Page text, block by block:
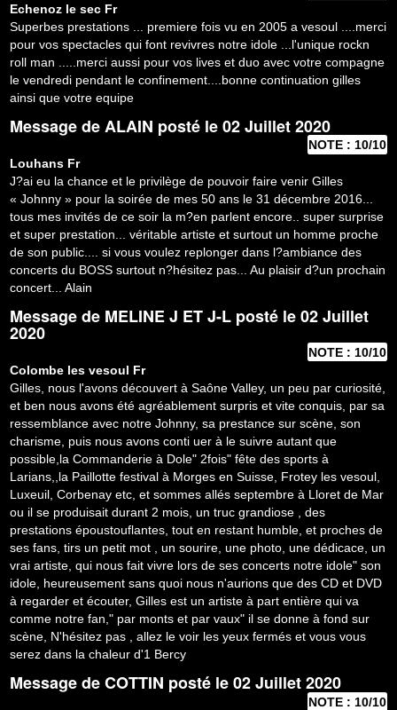
Echenoz le sec Fr
Superbes prestations ... premiere fois vu en 2005 a vesoul ....merci
pour vos spectacles qui font revivres notre idole ...l'unique rockn
roll man .....merci aussi pour vos lives et duo avec votre compagne
le vendredi pendant le confinement....bonne continuation gilles
ainsi que votre equipe
Message deALAIN posté le 02 Juillet 2020
NOTE : 10/10
Louhans Fr
J?ai eu la chance et le privilège de pouvoir faire venir Gilles
« Johnny » pour la soirée de mes 50 ans le 31 décembre 2016...
tous mes invités de ce soir la m?en parlent encore.. super surprise
et super prestation... véritable artiste et surtout un homme proche
de son public.... si vous voulez replonger dans l?ambiance des
concerts du BOSS surtout n?hésitez pas... Au plaisir d?un prochain
concert... Alain
Message de MELINE J ET J-L posté le 02 Juillet
2020
NOTE : 10/10
Colombe les vesoul Fr
Gilles, nous l'avons découvert à Saône Valley, un peu par curiosité,
et ben nous avons été agréablement surpris et vite conquis, par sa
ressemblance avec notre Johnny, sa prestance sur scène, son
charisme, puis nous avons conti uer à le suivre autant que
possible,la Commanderie à Dole" 2fois" fête des sports à
Larians,,la Paillotte festival à Morges en Suisse, Frotey les vesoul,
Luxeuil, Corbenay etc, et sommes allés septembre à Lloret de Mar
ou il se produisait durant 2 mois, un truc grandiose , des
prestations époustouflantes, tout en restant humble, et proches de
ses fans, tirs un petit mot , un sourire, une photo, une dédicace, un
vrai artiste, qui nous fait vivre lors de ses concerts notre idole" son
idole, heureusement sans quoi nous n'aurions que des CD et DVD
à regarder et écouter, Gilles est un artiste à part entière qui va
comme notre fan," par monts et par vaux" il se donne à fond sur
scène, N'hésitez pas , allez le voir les yeux fermés et vous vous
serez dans la chaleur d'1 Bercy
Message deCOTTIN posté le 02 Juillet 2020
NOTE : 10/10